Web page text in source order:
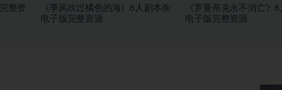
整资
《季风吹过橘色的海》6人剧本杀
电子版完整资源
《罗曼蒂克永不消亡》
电子版完整资源